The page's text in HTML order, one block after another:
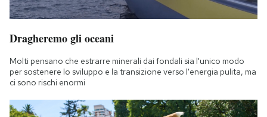
Dragheremo gli oceani
Molti pensano che estrarre minerali dai fondali sia l'unico modo
per sostenere lo sviluppo e la transizione verso l'energia pulita, ma
ci sono rischi enormi